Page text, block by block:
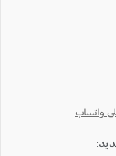
واتساب